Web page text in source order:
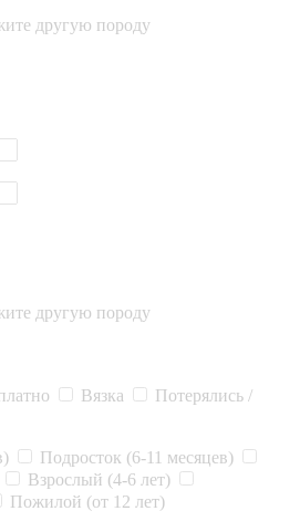
другую породу
другую породу
Вязка
Потерялись /
Подросток (6-11 месяцев)
Взрослый (4-6 лет)
Пожилой (от 12 лет)